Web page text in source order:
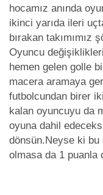
hocamız anında
ikinci yarıda ileri
bırakan
Oyuncu
hemen gelen golle
macera aramaya
futbolcundan birer
kalan oyuncuyu da
oyuna dahil
dönsün.Neyse ki
olmasa da 1 puanla